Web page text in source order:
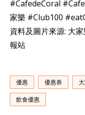
#CafedeCoral
家樂 #Club100
資料及圖片來源: 大
報站
優惠 優惠券
飲食優惠